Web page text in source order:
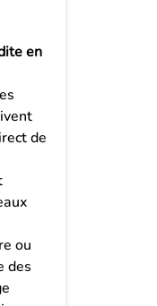
en
de
ou
des